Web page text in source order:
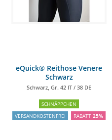
eQuick® Reithose Venere
Schwarz
Schwarz, Gr. 42 IT / 38 DE
SCHNÄPPCHEN
VERSANDKOSTENFREI
RABATT 25%